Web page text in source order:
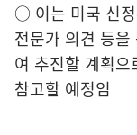
○ 이는 미국 신
전문가 의견 등
여 추진할 계획
참고할 예정임